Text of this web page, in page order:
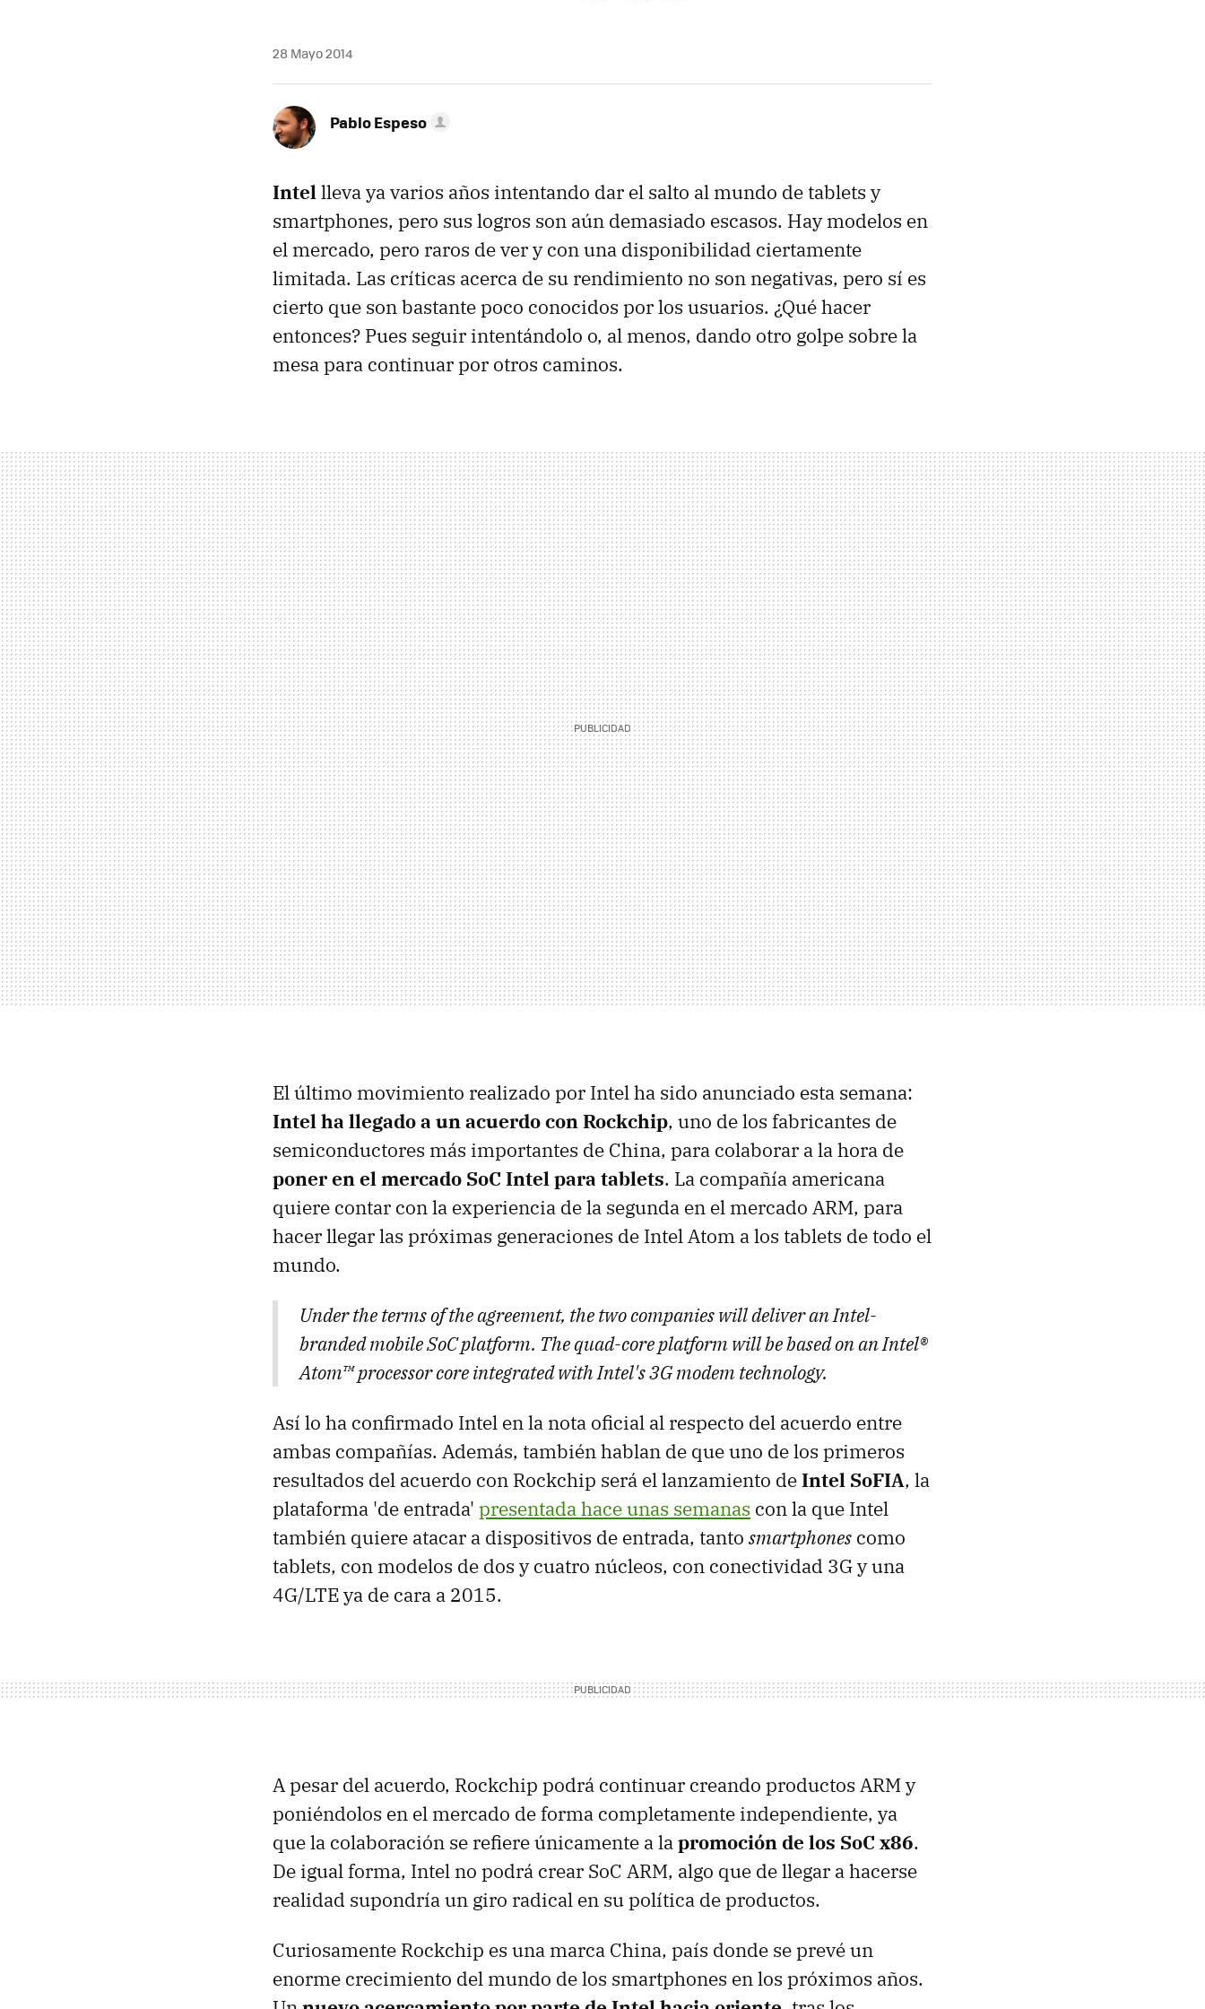
28 Mayo 2014
Pablo Espeso
Intellleva ya varios años intentando dar el salto al mundo de tablets y
smartphones, pero sus logros son aún demasiado escasos. Hay modelos en
el mercado, pero raros de ver y con una disponibilidad ciertamente
limitada. Las críticas acerca de su rendimiento no son negativas, pero sí es
cierto que son bastante poco conocidos por los usuarios. ¿Qué hacer
entonces? Pues seguir intentándolo o, al menos, dando otro golpe sobre la
mesa para continuar por otros caminos.
El último movimiento realizado por Intel ha sido anunciado esta semana:
Intel ha llegado a un acuerdo con Rockchip, uno de los fabricantes de
semiconductores más importantes de China, para colaborar a la hora de
poner en el mercado SoC Intel para tablets. La compañía americana
quiere contar con la experiencia de la segunda en el mercado ARM, para
hacer llegar las próximas generaciones de Intel Atom a los tablets de todo el
mundo.
Under the terms of the agreement, the two companies will deliver an Intel-
branded mobile SoC platform. The quad-core platform will be based on an Intel®
Atom™ processor core integrated with Intel's 3G modem technology.
Así lo ha confirmado Intel en la nota oficial al respecto del acuerdo entre
ambas compañías. Además, también hablan de que uno de los primeros
resultados del acuerdo con Rockchip será el lanzamiento deIntel SoFIA, la
plataforma 'de entrada' presentada hace unas semanas con la que Intel
también quiere atacar a dispositivos de entrada, tanto smartphones como
tablets, con modelos de dos y cuatro núcleos, con conectividad 3G y una
4G/LTE ya de cara a 2015.
A pesar del acuerdo, Rockchip podrá continuar creando productos ARM y
poniéndolos en el mercado de forma completamente independiente, ya
que la colaboración se refiere únicamente a lapromoción de los SoC x86.
De igual forma, Intel no podrá crear SoC ARM, algo que de llegar a hacerse
realidad supondría un giro radical en su política de productos.
Curiosamente Rockchip es una marca China, país donde se prevé un
enorme crecimiento del mundo de los smartphones en los próximos años.